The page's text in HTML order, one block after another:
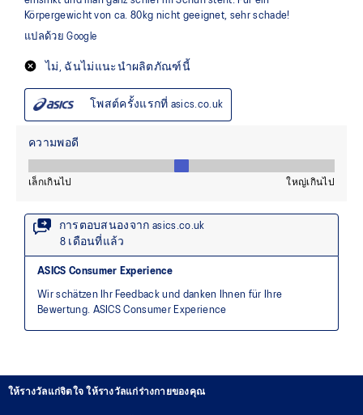
ให้รางวัลแก่จิตใจ ให้รางวัลแก่ร่างกายของคุณ